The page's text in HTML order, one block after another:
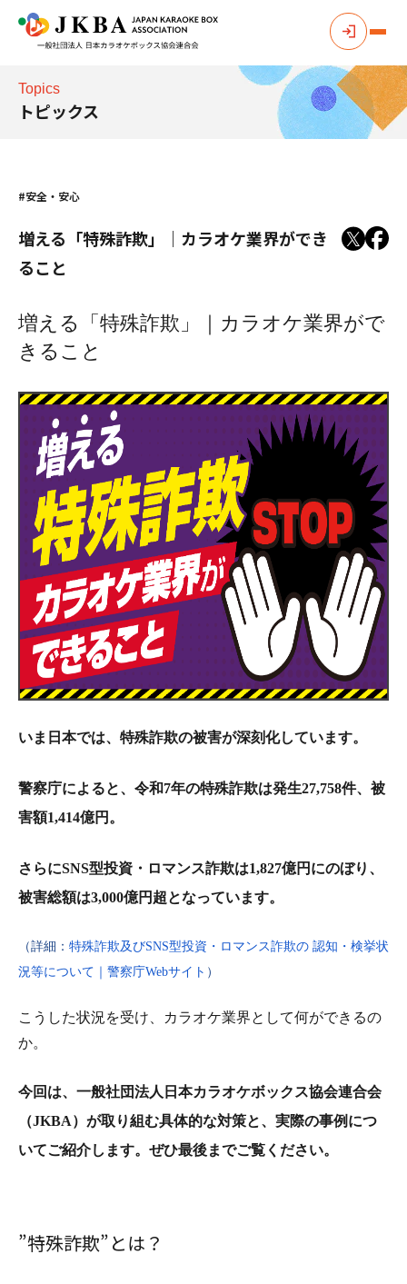
Topics
トピックス
#安全・安心
増える「特殊詐欺」｜カラオケ業界ができ
ること
増える「特殊詐欺」｜カラオケ業界がで
きること
いま日本では、特殊詐欺の被害が深刻化しています。
警察庁によると、令和7年の特殊詐欺は発生27,758件、被
害額1,414億円。
さらにSNS型投資・ロマンス詐欺は1,827億円にのぼり、
被害総額は3,000億円超となっています。
（詳細： 特殊詐欺及びSNS型投資・ロマンス詐欺の 認知・検挙状
況等について｜警察庁Webサイト ）
こうした状況を受け、カラオケ業界として何ができるの
か。
今回は、一般社団法人日本カラオケボックス協会連合会
（JKBA）が取り組む具体的な対策と、実際の事例につ
いてご紹介します。ぜひ最後までご覧ください。
”特殊詐欺”とは？